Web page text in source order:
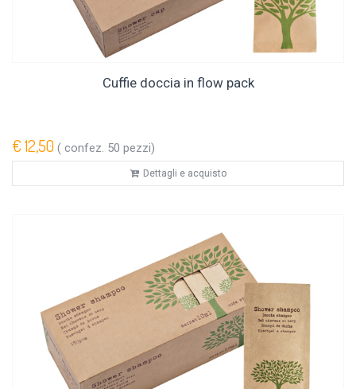
Cuffie doccia in flow pack
€ 12,50 ( confez. 50 pezzi)
Dettagli e acquisto